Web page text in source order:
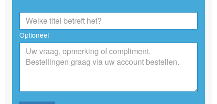
Optioneel